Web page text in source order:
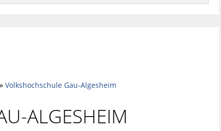
Volkshochschule Gau-Algesheim
ALGESHEIM